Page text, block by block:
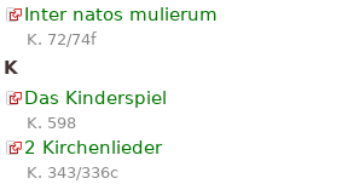
Inter natos mulierum
K. 72/74f
K
Das Kinderspiel
K. 598
2 Kirchenlieder
K. 343/336c